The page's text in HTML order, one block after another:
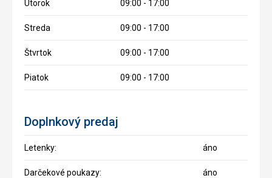
Utorok 09:00 - 17:00
Streda 09:00 - 17:00
Štvrtok 09:00 - 17:00
Piatok 09:00 - 17:00
Doplnkový predaj
Letenky: áno
Darčekové poukazy: áno